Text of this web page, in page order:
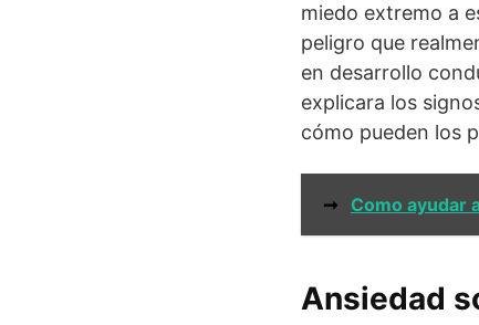
miedo extremo a
peligro que
en desarrollo
explicara los
cómo pueden los
➞ Como ayudar
Ansiedad